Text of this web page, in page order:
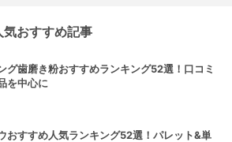
気おすすめ記事
グ歯磨き粉おすすめランキング52選！口コミ
を中心に
おすすめ人気ランキング52選！パレット&単